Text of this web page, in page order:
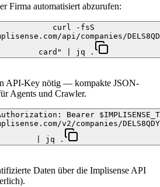
Firma automatisiert abzurufen:
curl -fsS
api/companies/
card" | jq .
API-Key nötig — kompakte JSON-
Agents und Crawler.
Bearer
v2/companies/
| jq .
Daten über die Implisense API